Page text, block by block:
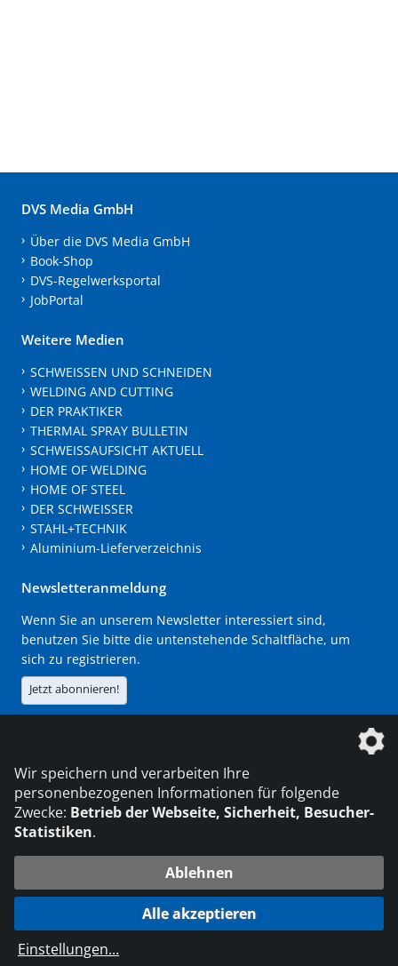
DVS Media GmbH
Über die DVS Media GmbH
Book-Shop
DVS-Regelwerksportal
JobPortal
Weitere Medien
SCHWEISSEN UND SCHNEIDEN
WELDING AND CUTTING
DER PRAKTIKER
THERMAL SPRAY BULLETIN
SCHWEISSAUFSICHT AKTUELL
HOME OF WELDING
HOME OF STEEL
DER SCHWEISSER
STAHL+TECHNIK
Aluminium-Lieferverzeichnis
Newsletteranmeldung
Wenn Sie an unserem Newsletter interessiert sind,
benutzen Sie bitte die untenstehende Schaltfläche, um
sich zu registrieren.
Jetzt abonnieren!
Die DVS Media GmbH ist ein Unternehmen der
© 2026 DVS Media GmbH
Datenschutzeinstellungen
die profilschmiede - Internetagentur
Wir speichern und verarbeiten Ihre
personenbezogenen Informationen für folgende
Zwecke: Betrieb der Webseite, Sicherheit, Besucher-
Statistiken.
Ablehnen
Alle akzeptieren
Einstellungen...